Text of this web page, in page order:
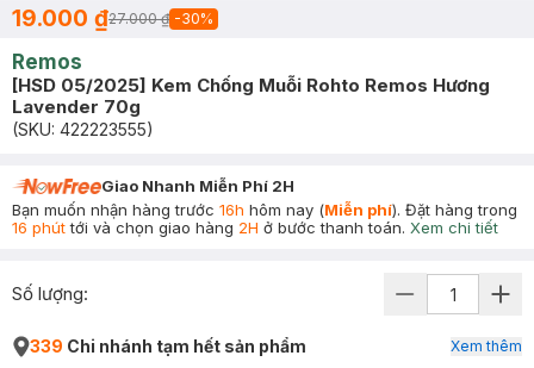
19.000 ₫27.000 ₫ -30%
Remos
[HSD 05/2025] Kem Chống Muỗi Rohto Remos Hương
Lavender 70g
(SKU: 422223555)
Giao Nhanh Miễn Phí 2H
Bạn muốn nhận hàng trước 16h hôm nay (Miễn phí). Đặt hàng trong
16 phúttới và chọn giao hàng 2H ở bước thanh toán. Xem chi tiết
Số lượng:
339 Chi nhánh tạm hết sản phẩm Xem thêm